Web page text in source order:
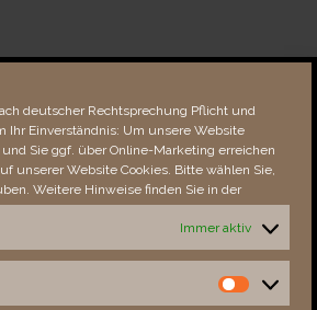
deutscher Rechtsprechung Pflicht und
Ihr Einverständnis: Um unsere Website
Sie ggf. über Online-Marketing erreichen
unserer Website Cookies. Bitte wählen Sie,
Weitere Hinweise finden Sie in der
Immer aktiv
Statistiken